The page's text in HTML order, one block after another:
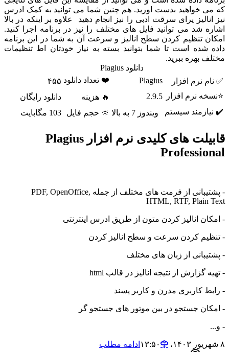
که می خواهید بدست اورید. هم چنین شما می توانید به کمک ادرس
نیز انالیز یرای سرقت ادبی را نیز انجام دهید علاوه بر اینکه در بالا
اشاره شد می توانید فایل های مختلف را نیز در برنامه اجرا کنید.
امکان تنظیم کردن سطح انالیز و سرعت آن به شما در این برنامه
داده شده است تا شما بتوانید بسته به نیاز خودتان اط تنظیمات
مختلف بهره ببرید.
دانلود Plagius
✅ نام نرم افزار
Plagius ❤️ تعداد دانلود ۴۵۵
⭐نسخه نرم افزار
2.9.5 🔥 هزینه
دانلود رایگان
✔️ نیازمند سیستم
ویندوز 7 به بالا 🔆 حجم فایل 103 مگابایت
قابیلت های کلیدی نرم افزار Plagius
Professional
- پشتیبانی از فرمت های مختلف از جمله PDF, OpenOffice,
HTML, RTF, Plain Text
- امکان انالیز کردن متون از طریق ادرس اینترنتی
- تنظیم کردن سرعت و سطح انالیز کردن
- پشتیبانی از زبان های مختلف
- تهیه گزارش از نتیجه انالیز در قالب html
- رابط کاربری مدرن و کاربر پسند
- امکان جستجو در بین موتور های جستجو گر
- و...
۸ شهریور ۱۴۰۳،‏ ۱۳:۵۰
ادامه مطلب